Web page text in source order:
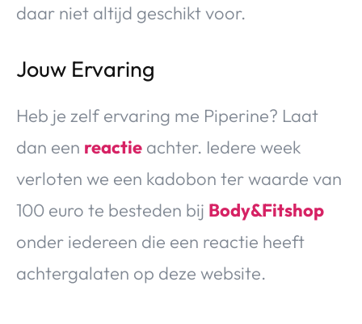
daar niet altijd geschikt voor.
Jouw Ervaring
Heb je zelf ervaring me Piperine? Laat
dan een reactie achter. Iedere week
verloten we een kadobon ter waarde van
100 euro te besteden bij Body&Fitshop
onder iedereen die een reactie heeft
achtergalaten op deze website.